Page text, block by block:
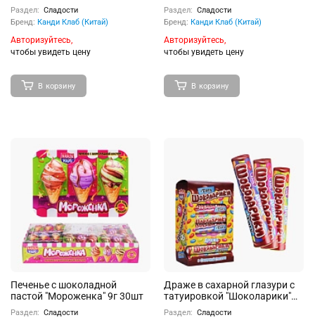
Монстра" ассорти 14г 30шт
Раздел: Сладости
Бренд: Канди Клаб (Китай)
Авторизуйтесь,
чтобы увидеть цену
В корзину
Раздел: Сладости
Бренд: Канди Клаб (Китай)
Авторизуйтесь,
чтобы увидеть цену
В корзину
Печенье с шоколадной
пастой "Мороженка" 9г 30шт
Раздел: Сладости
Драже в сахарной глазури с
татуировкой "Шоколарики"
12г 24шт
Раздел: Сладости